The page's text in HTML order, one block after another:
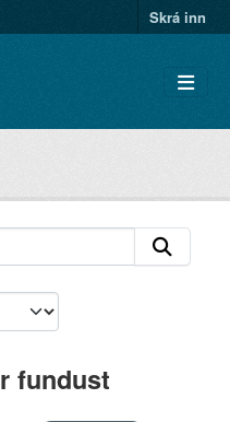
Skrá inn
fundust